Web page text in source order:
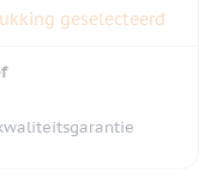
geselecteerd